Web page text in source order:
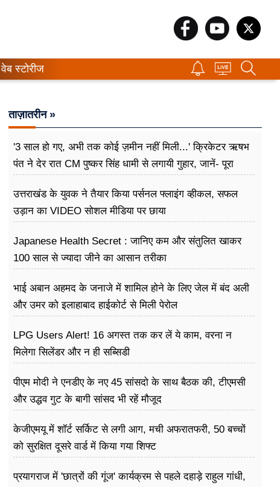
वेब स्टोरीज
ताज़ातरीन »
'3 साल हो गए, अभी तक कोई ज़मीन नहीं मिली...' क्रिकेटर ऋषभ
पंत ने देर रात CM पुष्कर सिंह धामी से लगायी गुहार, जानें- पूरा
उत्तराखंड के युवक ने तैयार किया पर्सनल फ्लाइंग व्हीकल, सफल
उड़ान का VIDEO सोशल मीडिया पर छाया
Japanese Health Secret : जानिए कम और संतुलित खाकर
100 साल से ज्यादा जीने का आसान तरीका
भाई अबान अहमद के जनाजे में शामिल होने के लिए जेल में बंद अली
और उमर को इलाहाबाद हाईकोर्ट से मिली पेरोल
LPG Users Alert! 16 अगस्त तक कर लें ये काम, वरना न
मिलेगा सिलेंडर और न ही सब्सिडी
पीएम मोदी ने एनडीए के नए 45 सांसदो के साथ बैठक की, टीएमसी
और उद्धव गुट के बागी सांसद भी रहें मौजूद
केजीएमयू में शॉर्ट सर्किट से लगी आग, मची अफरातफरी, 50 बच्चों
को सुरक्षित दूसरे वार्ड में किया गया शिफ्ट
प्रयागराज में 'छात्रों की गूंज' कार्यक्रम से पहले दहाड़े राहुल गांधी,